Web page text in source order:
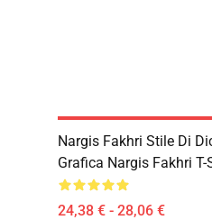
Nargis Fakhri Stile Di
Grafica Nargis Fakhri T-
24,38 € - 28,06 €